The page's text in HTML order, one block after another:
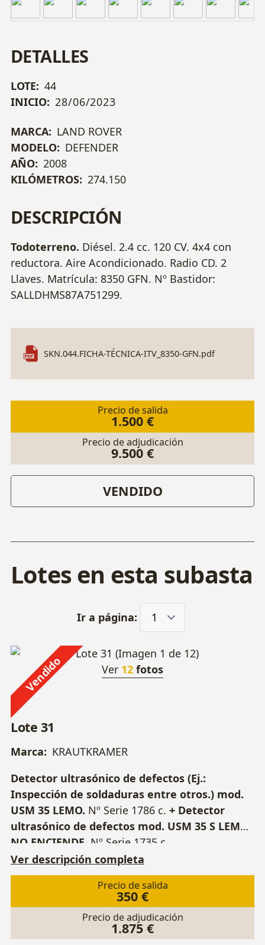
DETALLES
LOTE: 44
INICIO: 28/06/2023
MARCA: LAND ROVER
MODELO: DEFENDER
AÑO: 2008
KILÓMETROS: 274.150
DESCRIPCIÓN
Todoterreno. Diésel. 2.4 cc. 120 CV. 4x4 con
reductora. Aire Acondicionado. Radio CD. 2
Llaves. Matrícula: 8350 GFN. Nº Bastidor:
SALLDHMS87A751299.
SKN.044.FICHA-TÉCNICA-ITV_8350-GFN.pdf
Precio de salida
1.500 €
Precio de adjudicación
9.500 €
VENDIDO
Lotes en esta subasta
Ir a página:
Vendido Ver 12 fotos
Lote 31
Marca: KRAUTKRAMER
Detector ultrasónico de defectos (Ej.:
Inspección de soldaduras entre otros.) mod.
USM 35 LEMO. Nº Serie 1786 c. + Detector
ultrasónico de defectos mod. USM 35 S LEMO,
NO ENCIENDE. Nº Serie 1735 c.
Ver descripción completa
Precio de salida
350 €
Precio de adjudicación
1.875 €